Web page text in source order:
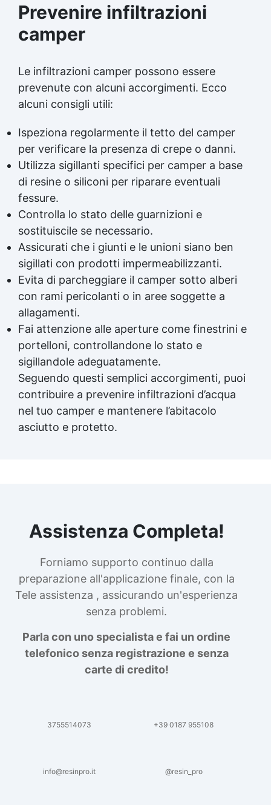
Prevenire infiltrazioni
camper
Le infiltrazioni camper possono essere
prevenute con alcuni accorgimenti. Ecco
alcuni consigli utili:
Ispeziona regolarmente il tetto del camper
per verificare la presenza di crepe o danni.
Utilizza sigillanti specifici per camper a base
di resine o siliconi per riparare eventuali
fessure.
Controlla lo stato delle guarnizioni e
sostituiscile se necessario.
Assicurati che i giunti e le unioni siano ben
sigillati con prodotti impermeabilizzanti.
Evita di parcheggiare il camper sotto alberi
con rami pericolanti o in aree soggette a
allagamenti.
Fai attenzione alle aperture come finestrini e
portelloni, controllandone lo stato e
sigillandole adeguatamente.
Seguendo questi semplici accorgimenti, puoi
contribuire a prevenire infiltrazioni d’acqua
nel tuo camper e mantenere l’abitacolo
asciutto e protetto.
Assistenza Completa!
Forniamo supporto continuo dalla
preparazione all'applicazione finale, con la
Tele assistenza , assicurando un'esperienza
senza problemi.
Parla con uno specialista e fai un ordine
telefonico senza registrazione e senza
carte di credito!
3755514073 +39 0187 955108
info@resinpro.it @resin_pro